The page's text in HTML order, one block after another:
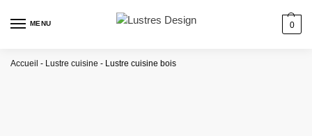
MENU 0
Accueil - Lustre cuisine - Lustre cuisine bois